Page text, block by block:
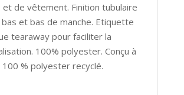
et de vêtement. Finition tubulaire
bas et bas de manche. Etiquette
tearaway pour faciliter la
100% polyester. Conçu à
% polyester recyclé.